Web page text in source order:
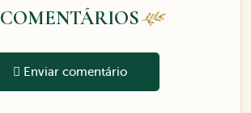
COMENTÁRIOS
Enviar comentário